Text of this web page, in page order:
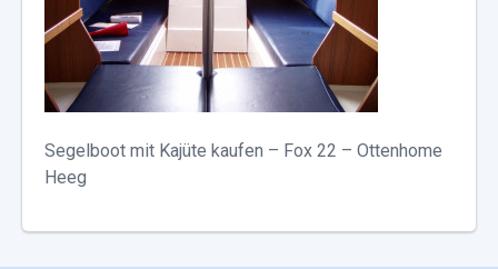
Segelboot mit Kajüte kaufen – Fox 22 – Ottenhome
Heeg